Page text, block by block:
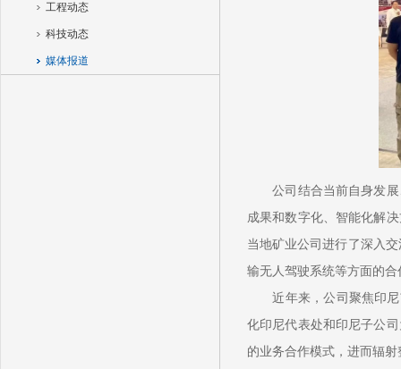
工程动态
科技动态
媒体报道
公司结合当前自身发展
成果和数字化、智能化解
当地矿业公司进行了深入
输无人驾驶系统等方面的合
近年来，公司聚焦印尼
化印尼代表处和印尼子公
的业务合作模式，进而辐